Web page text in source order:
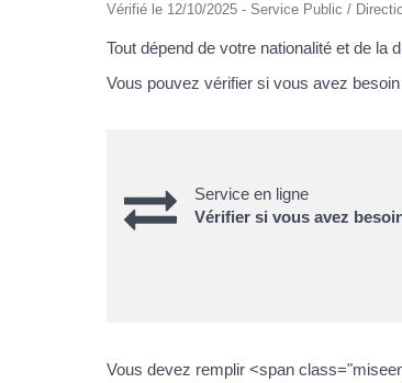
Vérifié le 12/10/2025 - Service Public /
Tout dépend de votre nationalité et de la
Vous pouvez vérifier si vous avez
Service en ligne
Vérifier si vous avez
Vous devez remplir <span